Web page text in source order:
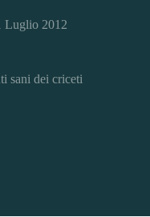
Luglio 2012
sani dei criceti